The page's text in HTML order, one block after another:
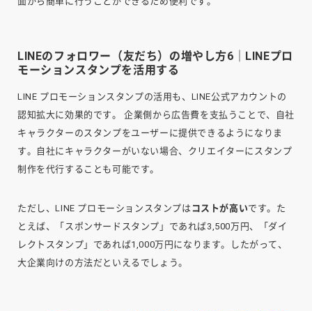
LINEのフォロワー（友だち）の増やし方6｜LINEプロ
モーションスタンプを活用する
LINE プロモーションスタンプの活用も、LINE公式アカウントの
認知拡大に効果的です。 企業側から広告費を支払うことで、自社
キャラクターのスタンプをユーザーに提供できるようになりま
す。自社にキャラクターがいない場合、クリエイターにスタンプ
制作を代行することも可能です。
ただし、LINE プロモーションスタンプはコストが高いです。た
とえば、「スポンサードスタンプ」であれば3,500万円、「ダイ
レクトスタンプ」であれば1,000万円になります。したがって、
大企業向けの方法だといえるでしょう。